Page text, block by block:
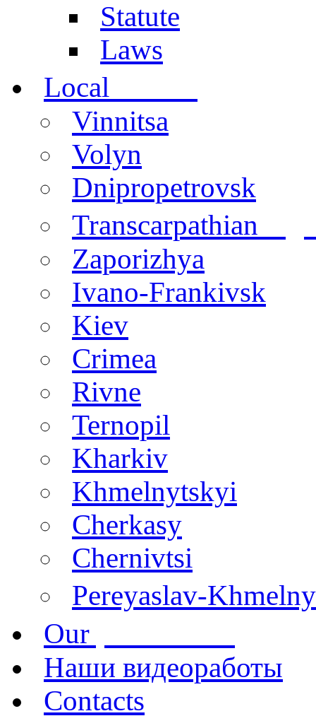
Statute
Laws
Local
Vinnitsa
Volyn
Dnipropetrovsk
Transcarpathian
Zaporizhya
Ivano-Frankivsk
Kiev
Crimea
Rivne
Ternopil
Kharkiv
Khmelnytskyi
Cherkasy
Chernivtsi
Pereyaslav-
Our
Наши видеоработы
Contacts